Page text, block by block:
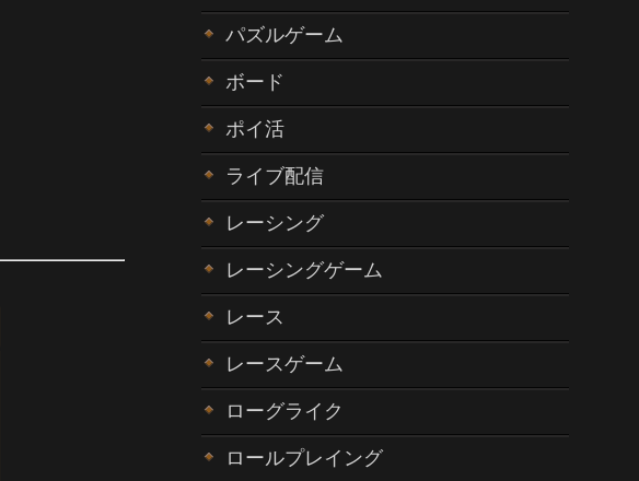
パズルゲーム
ボード
ポイ活
ライブ配信
レーシング
レーシングゲーム
レース
レースゲーム
ローグライク
ロールプレイング